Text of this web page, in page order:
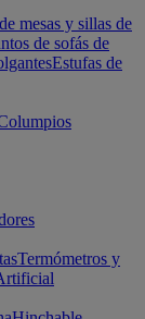
mesas y sillas de
de sofás de
Estufas de
Termómetros y